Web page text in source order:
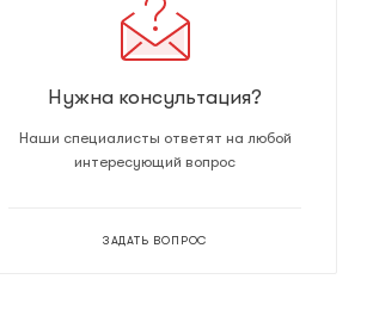
Нужна консультация?
Наши специалисты ответят на любой
интересующий вопрос
ЗАДАТЬ ВОПРОС